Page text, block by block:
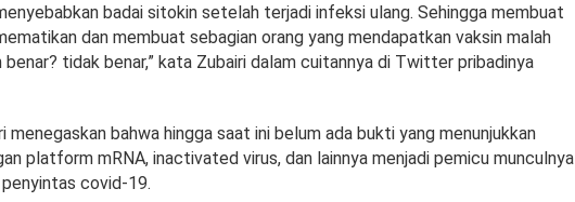
badai sitokin setelah terjadi infeksi ulang. Sehingga membuat
dan membuat sebagian orang yang mendapatkan vaksin malah
benar? tidak benar,” kata Zubairi dalam cuitannya di Twitter pribadinya
menegaskan bahwa hingga saat ini belum ada bukti yang menunjukkan
platform mRNA, inactivated virus, dan lainnya menjadi pemicu munculnya
covid-19.